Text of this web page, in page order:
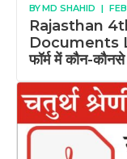
BYMD SHAHID |
Rajasthan
Documents
फॉर्म में कौन-